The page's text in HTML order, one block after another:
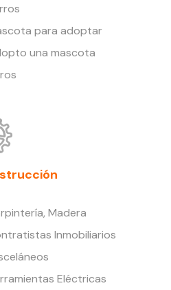
para adoptar
una mascota
Madera
Inmobiliarios
Eléctricas